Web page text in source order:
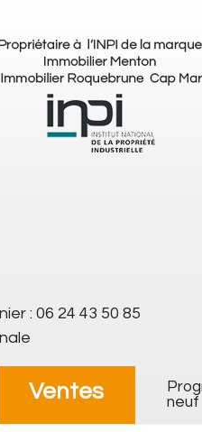
: 06 24 43 50 85
Ventes
Programme
neuf